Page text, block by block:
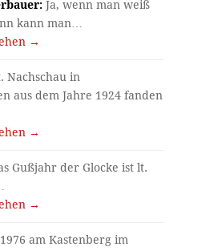
Ja, wenn man weiß
kann man…
→
Nachschau in
aus dem Jahre 1924 fanden
→
Gußjahr der Glocke ist lt.
→
am Kastenberg im